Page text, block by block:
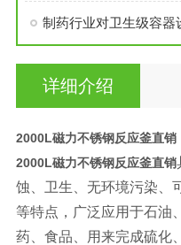
制药行业对卫生级容器
详细介绍
2000L磁力不锈钢反应釜直销
2000L磁力不锈钢反应釜直销
蚀、卫生、无环境污染、
等特点，广泛应用于石油
药、食品、用来完成硫化